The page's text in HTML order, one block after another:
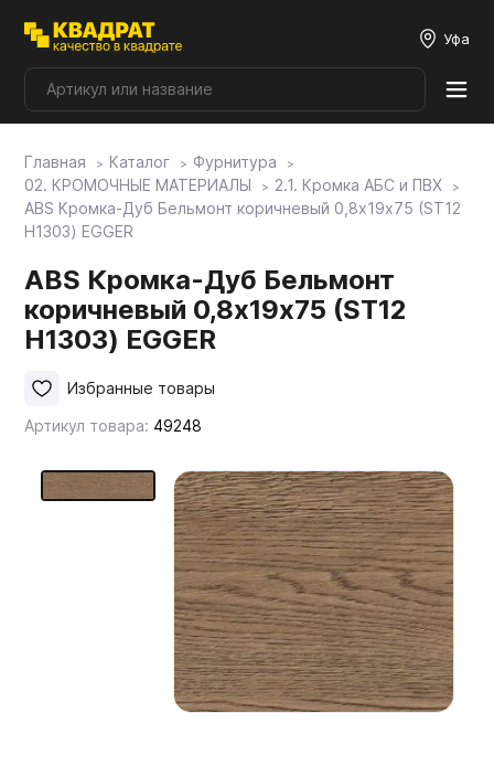
Уфа
Плитные материалы
Фурнитура
Столешницы
Мой ЭГГЕР
Мебельные образцы, каталоги
Главная Каталог
Фурнитура
02. КРОМОЧНЫЕ МАТЕРИАЛЫ
2.1. Кромка АБС и ПВХ
ABS Кромка-Дуб Бельмонт коричневый 0,8х19х75 (ST12
H1303) EGGER
ABS Кромка-Дуб Бельмонт
коричневый 0,8х19х75 (ST12
H1303) EGGER
Артикул товара: 49248
Избранные товары